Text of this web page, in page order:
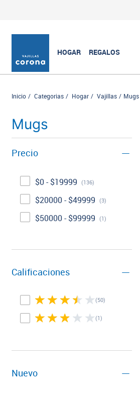
HOGAR REGALOS
Inicio Categorias Hogar Vajillas Mugs
Mugs
Precio
$0 - $19999(136)
$20000 - $49999(3)
$50000 - $99999(1)
Calificaciones
(1)
(50)
Nuevo